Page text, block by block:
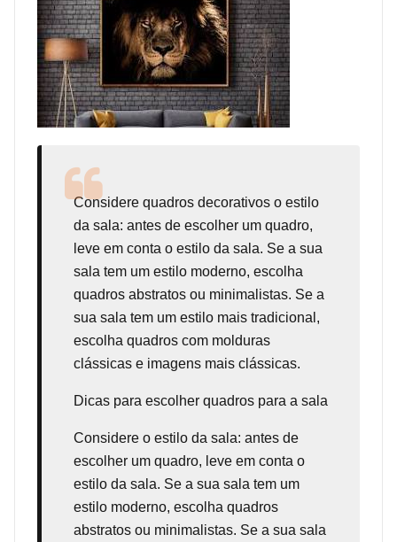
Considere quadros decorativos o estilo
da sala: antes de escolher um quadro,
leve em conta o estilo da sala. Se a sua
sala tem um estilo moderno, escolha
quadros abstratos ou minimalistas. Se a
sua sala tem um estilo mais tradicional,
escolha quadros com molduras
clássicas e imagens mais clássicas.
Dicas para escolher quadros para a sala
Considere o estilo da sala: antes de
escolher um quadro, leve em conta o
estilo da sala. Se a sua sala tem um
estilo moderno, escolha quadros
abstratos ou minimalistas. Se a sua sala